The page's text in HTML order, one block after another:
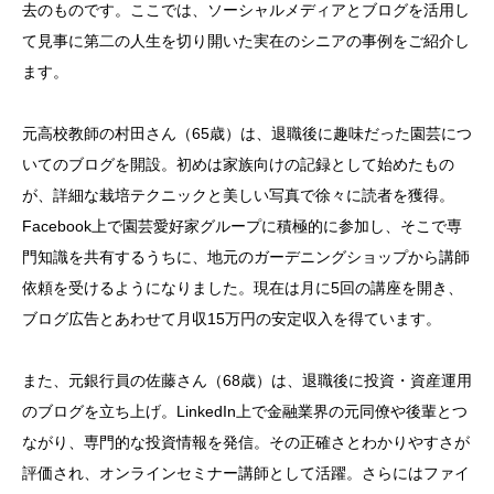
去のものです。ここでは、ソーシャルメディアとブログを活用し
て見事に第二の人生を切り開いた実在のシニアの事例をご紹介し
ます。
元高校教師の村田さん（65歳）は、退職後に趣味だった園芸につ
いてのブログを開設。初めは家族向けの記録として始めたもの
が、詳細な栽培テクニックと美しい写真で徐々に読者を獲得。
Facebook上で園芸愛好家グループに積極的に参加し、そこで専
門知識を共有するうちに、地元のガーデニングショップから講師
依頼を受けるようになりました。現在は月に5回の講座を開き、
ブログ広告とあわせて月収15万円の安定収入を得ています。
また、元銀行員の佐藤さん（68歳）は、退職後に投資・資産運用
のブログを立ち上げ。LinkedIn上で金融業界の元同僚や後輩とつ
ながり、専門的な投資情報を発信。その正確さとわかりやすさが
評価され、オンラインセミナー講師として活躍。さらにはファイ